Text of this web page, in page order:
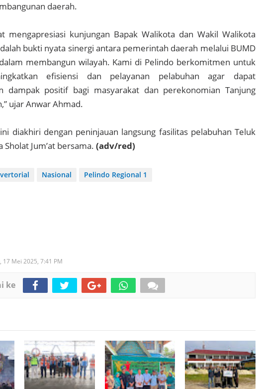
daerah.
mengapresiasi kunjungan Bapak Walikota dan Wakil Walikota
bukti nyata sinergi antara pemerintah daerah melalui BUMD
membangun wilayah. Kami di Pelindo berkomitmen untuk
efisiensi dan pelayanan pelabuhan agar dapat
dampak positif bagi masyarakat dan perekonomian Tanjung
ujar Anwar Ahmad.
diakhiri dengan peninjauan langsung fasilitas pelabuhan Teluk
Sholat Jum’at bersama. (adv/red)
Nasional Pelindo Regional 1
17 Mei 2025, 7:41 PM
ke